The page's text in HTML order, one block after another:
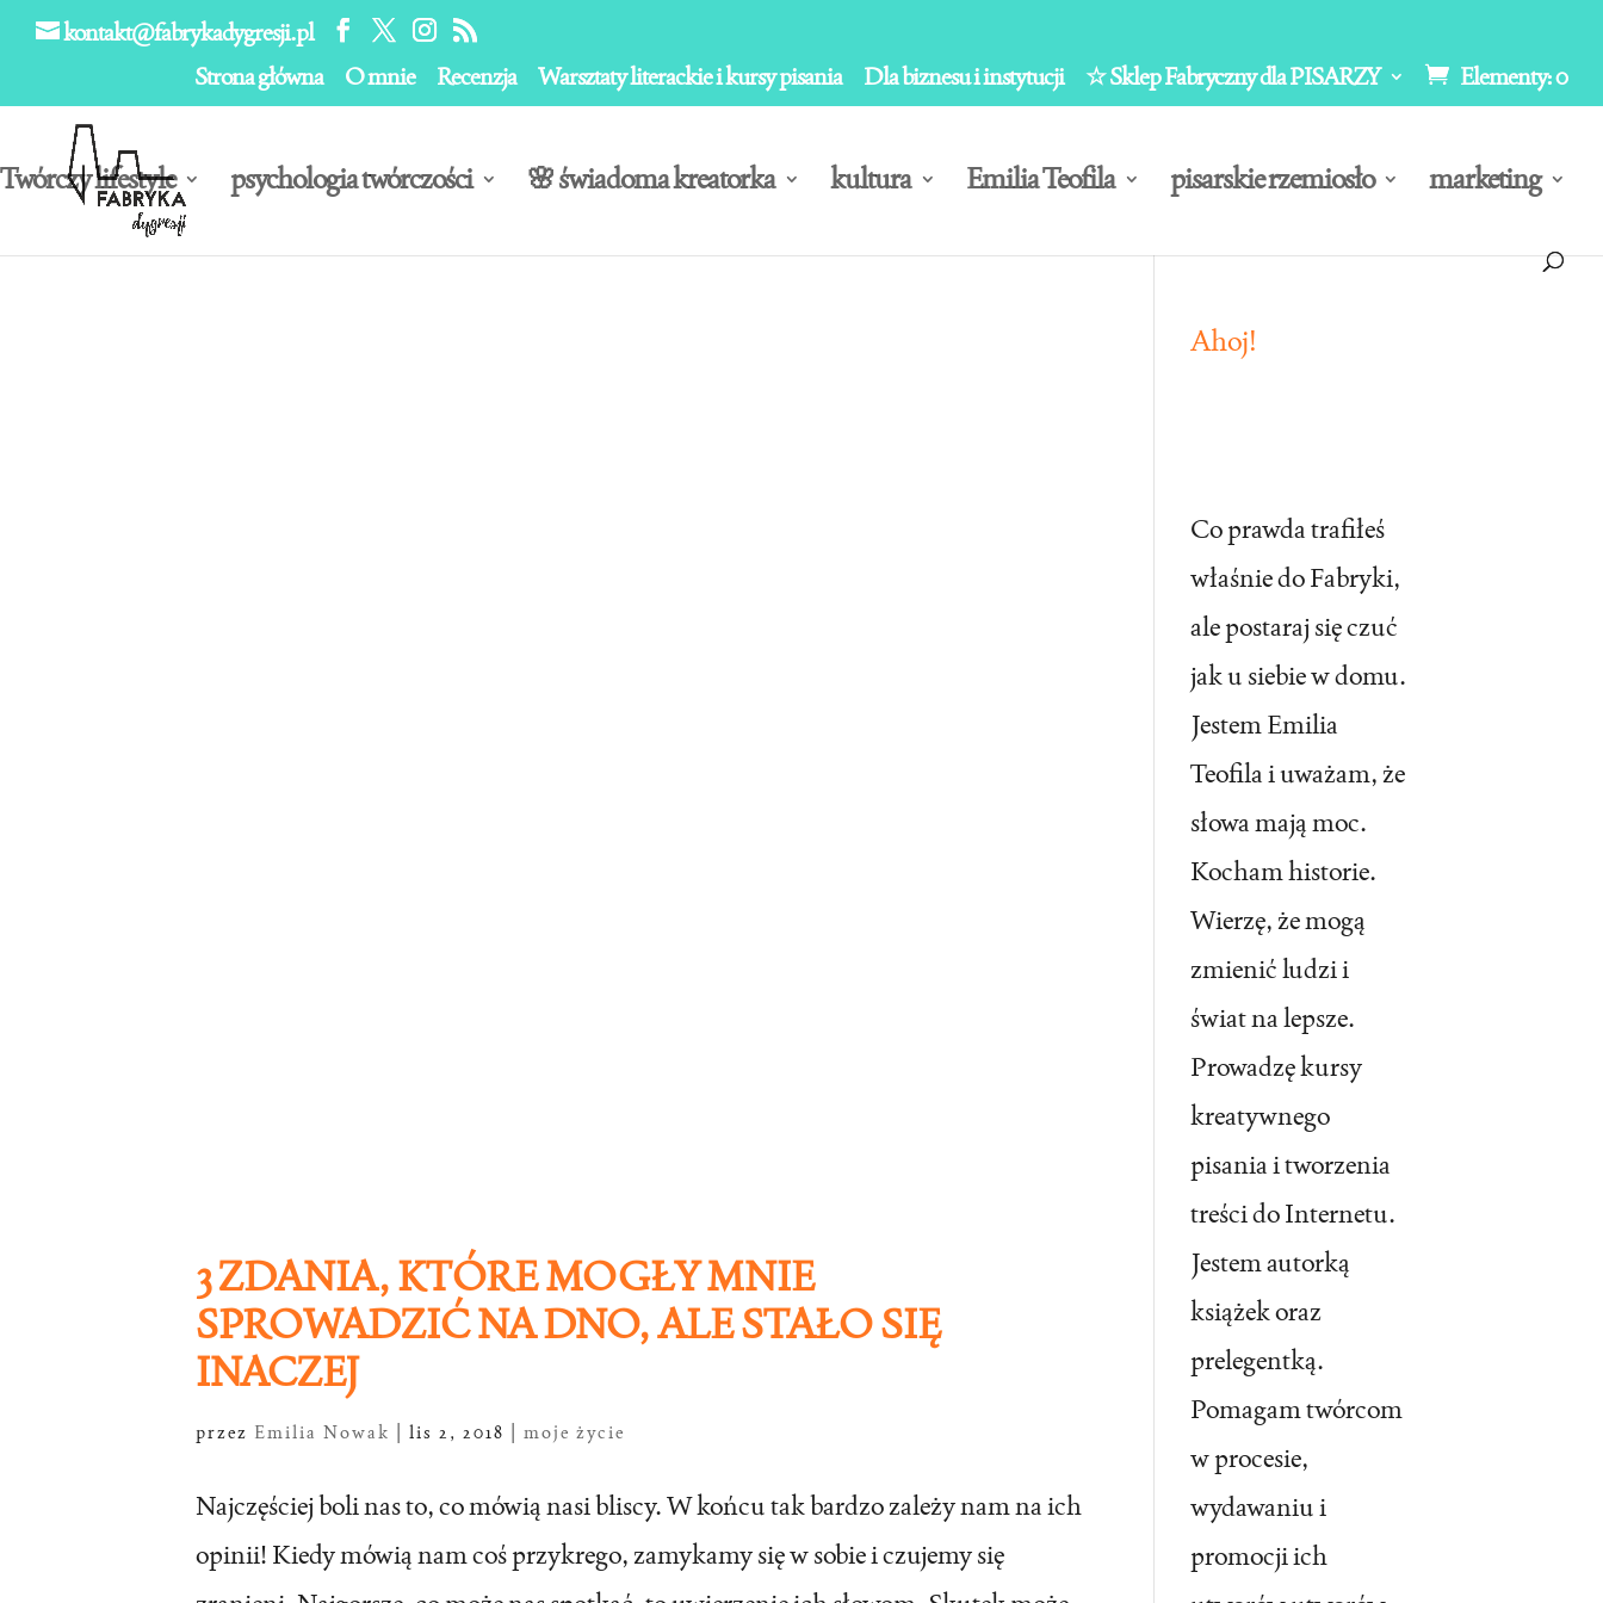
kontakt@fabrykadygresji.pl
Strona główna
O mnie Recenzja Warsztaty literackie i kursy pisania Dla biznesu i instytucji ☆ Sklep Fabryczny dla PISARZY Elementy: 0
Twórczy lifestyle psychologia twórczości 🌸 świadoma kreatorka kultura Emilia Teofila pisarskie rzemiosło marketing
3 ZDANIA, KTÓRE MOGŁY MNIE
SPROWADZIĆ NA DNO, ALE STAŁO SIĘ
INACZEJ
przez Emilia Nowak lis 2, 2018 moje życie
Najczęściej boli nas to, co mówią nasi bliscy. W końcu tak bardzo zależy nam na ich
opinii! Kiedy mówią nam coś przykrego, zamykamy się w sobie i czujemy się
Ahoj!
Co prawda trafiłeś
właśnie do Fabryki,
ale postaraj się czuć
jak u siebie w domu.
Jestem Emilia
Teofila i uważam, że
słowa mają moc.
Kocham historie.
Wierzę, że mogą
zmienić ludzi i
świat na lepsze.
Prowadzę kursy
kreatywnego
pisania i tworzenia
treści do Internetu.
Jestem autorką
książek oraz
prelegentką.
Pomagam twórcom
w procesie,
wydawaniu i
promocji ich